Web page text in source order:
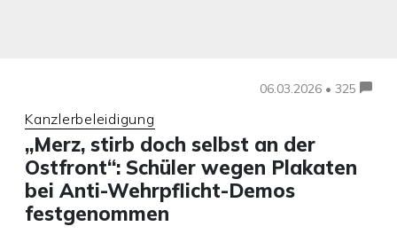
06.03.2026 • 325
Kanzlerbeleidigung
„Merz, stirb doch selbst an der
Ostfront“: Schüler wegen Plakaten
bei Anti-Wehrpflicht-Demos
festgenommen